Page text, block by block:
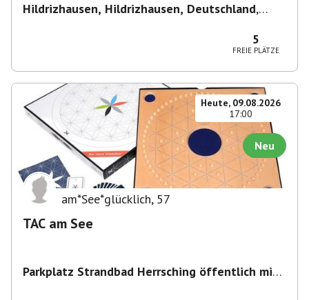
Hildrizhausen, Hildrizhausen, Deutschland,
5
FREIE PLÄTZE
Heute, 09.08.2026
17:00
Neu
am*See*glücklich, 57
TAC am See
Parkplatz Strandbad Herrsching öffentlich mit